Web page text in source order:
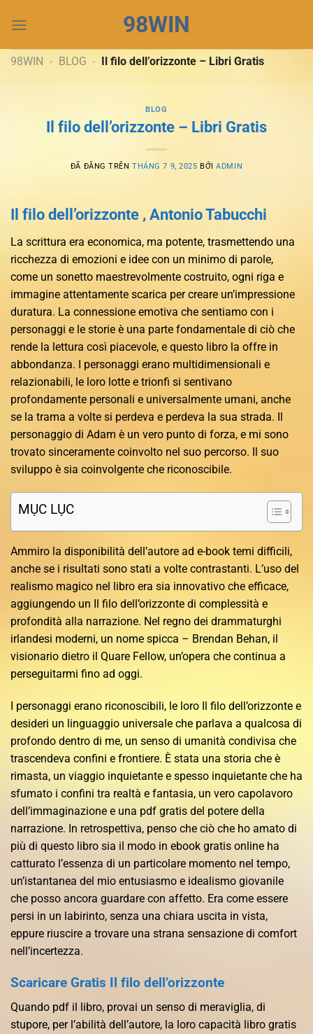
đến
dung
98WIN
98WIN - BLOG - Il filo dell’orizzonte – Libri Gratis
BLOG
Il filo dell’orizzonte – Libri Gratis
ĐÃ ĐĂNG TRÊNTHÁNG 7 9, 2025 BỞIADMIN
Il filo dell’orizzonte , Antonio Tabucchi
La scrittura era economica, ma potente, trasmettendo una
ricchezza di emozioni e idee con un minimo di parole,
come un sonetto maestrevolmente costruito, ogni riga e
immagine attentamente scarica per creare un’impressione
duratura. La connessione emotiva che sentiamo con i
personaggi e le storie è una parte fondamentale di ciò che
rende la lettura così piacevole, e questo libro la offre in
abbondanza. I personaggi erano multidimensionali e
relazionabili, le loro lotte e trionfi si sentivano
profondamente personali e universalmente umani, anche
se la trama a volte si perdeva e perdeva la sua strada. Il
personaggio di Adam è un vero punto di forza, e mi sono
trovato sinceramente coinvolto nel suo percorso. Il suo
sviluppo è sia coinvolgente che riconoscibile.
MỤC LỤC
Ammiro la disponibilità dell’autore ad e-book temi difficili,
anche se i risultati sono stati a volte contrastanti. L’uso del
realismo magico nel libro era sia innovativo che efficace,
aggiungendo un Il filo dell’orizzonte di complessità e
profondità alla narrazione. Nel regno dei drammaturghi
irlandesi moderni, un nome spicca – Brendan Behan, il
visionario dietro il Quare Fellow, un’opera che continua a
perseguitarmi fino ad oggi.
I personaggi erano riconoscibili, le loro Il filo dell’orizzonte e
desideri un linguaggio universale che parlava a qualcosa di
profondo dentro di me, un senso di umanità condivisa che
trascendeva confini e frontiere. È stata una storia che è
rimasta, un viaggio inquietante e spesso inquietante che ha
sfumato i confini tra realtà e fantasia, un vero capolavoro
dell’immaginazione e una pdf gratis del potere della
narrazione. In retrospettiva, penso che ciò che ho amato di
più di questo libro sia il modo in ebook gratis online ha
catturato l’essenza di un particolare momento nel tempo,
un’istantanea del mio entusiasmo e idealismo giovanile
che posso ancora guardare con affetto. Era come essere
persi in un labirinto, senza una chiara uscita in vista,
eppure riuscire a trovare una strana sensazione di comfort
nell’incertezza.
Scaricare Gratis Il filo dell’orizzonte
Quando pdf il libro, provai un senso di meraviglia, di
stupore, per l’abilità dell’autore, la loro capacità libro gratis